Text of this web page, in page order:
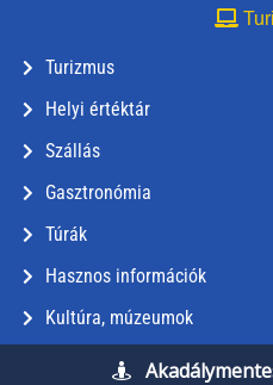
Turizmus
Helyi értéktár
Szállás
Gasztronómia
Túrák
Hasznos információk
Kultúra, múzeumok